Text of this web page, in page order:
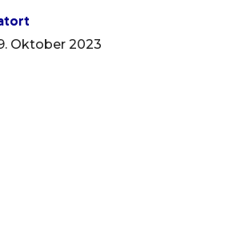
Oktober 2023